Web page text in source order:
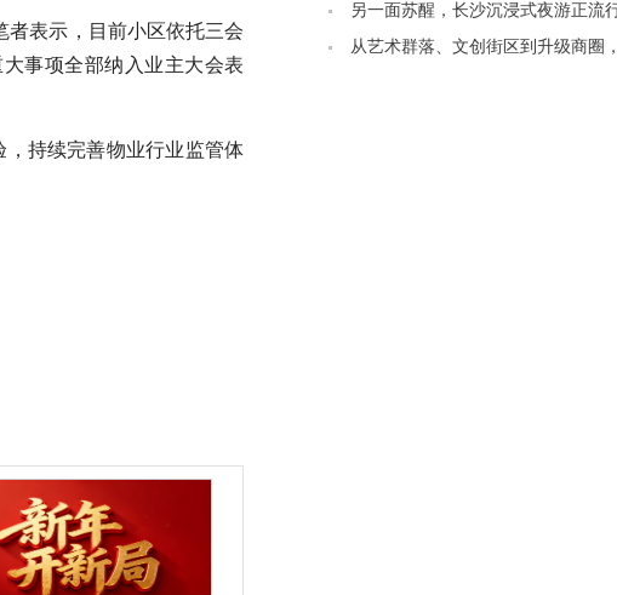
者表示，目前小区依托三会
事项全部纳入业主大会表
持续完善物业行业监管体
另一面苏醒，长沙沉浸式夜游正流
从艺术群落、文创街区到升级商圈